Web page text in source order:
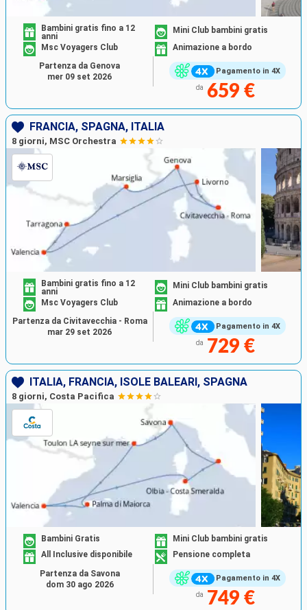
Pagamento in 4X
Bambini gratis fino a 12
anni
Mini Club bambini gratis
Msc Voyagers Club
Animazione a bordo
da 659 €
Partenza da Genova
mer 09 set 2026
FRANCIA, SPAGNA, ITALIA
8 giorni, MSC Orchestra
Pagamento in 4X
Bambini gratis fino a 12
anni
Mini Club bambini gratis
Msc Voyagers Club
Animazione a bordo
da 729 €
Partenza da Civitavecchia - Roma
mar 29 set 2026
ITALIA, FRANCIA, ISOLE BALEARI, SPAGNA
8 giorni, Costa Pacifica
Pagamento in 4X
Bambini Gratis
Mini Club bambini gratis
All Inclusive disponibile
Pensione completa
da 749 €
Partenza da Savona
dom 30 ago 2026